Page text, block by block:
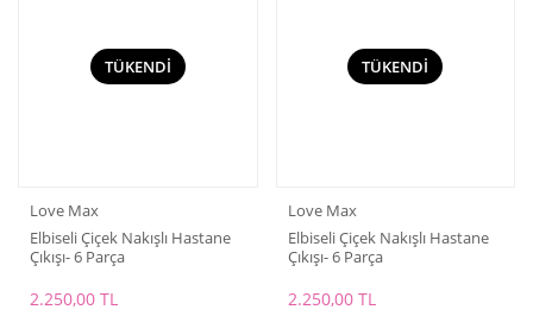
TÜKENDİ
Love Max
Elbiseli Çiçek Nakışlı Hastane
Çıkışı- 6 Parça
2.250,00 TL
TÜKENDİ
Love Max
Elbiseli Çiçek Nakışlı Hastane
Çıkışı- 6 Parça
2.250,00 TL